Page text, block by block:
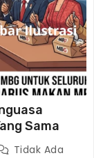
Sama
Tidak Ada